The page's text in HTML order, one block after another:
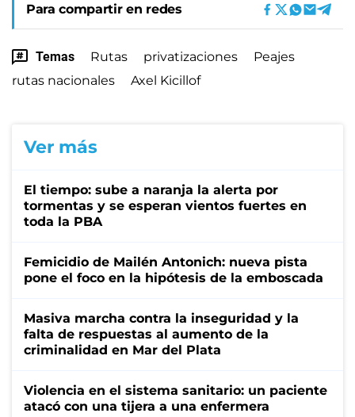
Para compartir en redes
Temas Rutas privatizaciones
Peajes
rutas nacionales
Axel Kicillof
Ver más
El tiempo: sube a naranja la alerta por
tormentas y se esperan vientos fuertes en
toda la PBA
Femicidio de Mailén Antonich: nueva pista
pone el foco en la hipótesis de la emboscada
Masiva marcha contra la inseguridad y la
falta de respuestas al aumento de la
criminalidad en Mar del Plata
Violencia en el sistema sanitario: un paciente
atacó con una tijera a una enfermera